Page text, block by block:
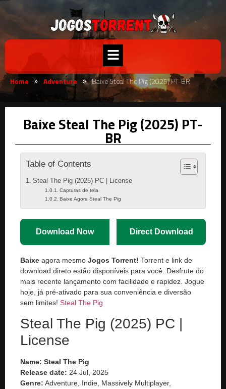
Home » Adventure » Baixe Steal The Pig (2025) PT-BR
Baixe Steal The Pig (2025) PT-
BR
Table of Contents
Steal The Pig (2025) PC | License
Capturas de tela
Baixe Agora Steal The Pig
Download Now Direct Download
Baixe agora mesmo Jogos Torrent! Torrent e link de
download direto estão disponíveis para você. Desfrute do
mais recente lançamento com facilidade e rapidez. Jogue
hoje, já pré-ativado para sua conveniência e diversão
sem limites! Steal The Pig
Steal The Pig (2025) PC |
License
Name: Steal The Pig
Release date: 24 Jul, 2025
Genre: Adventure, Indie, Massively Multiplayer,